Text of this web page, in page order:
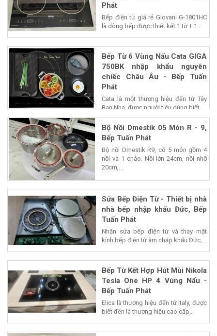
Phát
Bếp điện từ giá rẻ Giovani G-1801HC
là dòng bếp được thiết kết 1 từ + 1...
Bếp Từ 6 Vùng Nấu Cata GIGA
750BK nhập khẩu nguyên
chiếc Châu Âu - Bếp Tuấn
Phát
Cata là một thương hiệu đến từ Tây
Ban Nha, được người tiêu dùng biết...
Bộ Nồi Dmestik 05 Món R - 9,
Bếp Tuấn Phát
Bộ nồi Dmestik R9, có 5 món gồm 4
nồi và 1 chảo. Nồi lớn 24cm, nồi nhỡ
20cm,...
Sửa Bếp Điện Từ - Thiết bị nhà
nhà bếp nhập khẩu Đức, Bếp
Tuấn Phát
Nhận sửa bếp điện từ và thay mặt
kính bếp điện từ âm nhập khẩu Đức,...
Bếp Từ Kết Hợp Hút Mùi Nikola
Tesla One HP 4 Vùng Nấu -
Bếp Tuấn Phát
Elica là thương hiệu đến từ Italy, được
biết đến là thương hiệu cao cấp...